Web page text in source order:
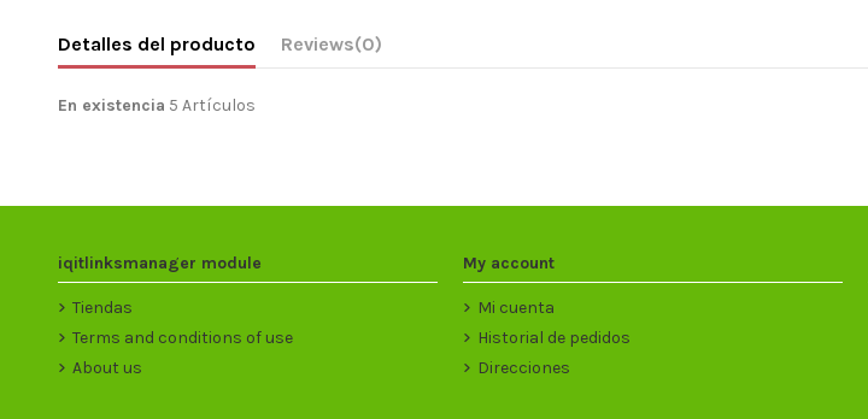
Detalles del producto Reviews(0)
En existencia 5 Artículos
iqitlinksmanager module
Tiendas
Terms and conditions of use
About us
My account
Mi cuenta
Historial de pedidos
Direcciones